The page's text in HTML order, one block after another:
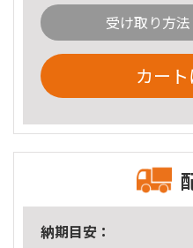
受け取り方
カー
納期目安：